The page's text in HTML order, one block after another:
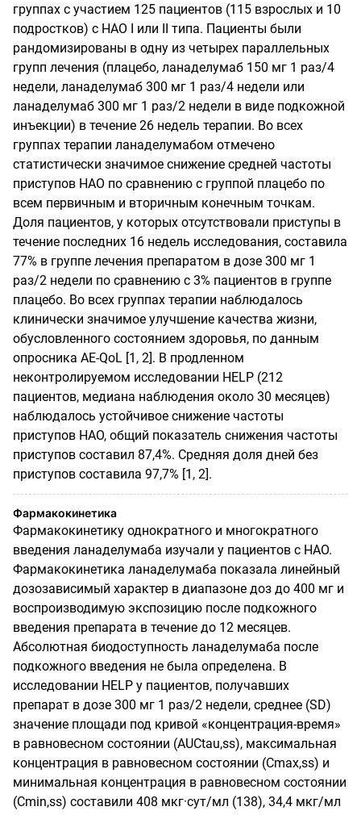
группах с участием 125 пациентов (115 взрослых и 10
подростков) с НАО I или II типа. Пациенты были
рандомизированы в одну из четырех параллельных
групп лечения (плацебо, ланаделумаб 150 мг 1 раз/4
недели, ланаделумаб 300 мг 1 раз/4 недели или
ланаделумаб 300 мг 1 раз/2 недели в виде подкожной
инъекции) в течение 26 недель терапии. Во всех
группах терапии ланаделумабом отмечено
статистически значимое снижение средней частоты
приступов НАО по сравнению с группой плацебо по
всем первичным и вторичным конечным точкам.
Доля пациентов, у которых отсутствовали приступы в
течение последних 16 недель исследования, составила
77% в группе лечения препаратом в дозе 300 мг 1
раз/2 недели по сравнению с 3% пациентов в группе
плацебо. Во всех группах терапии наблюдалось
клинически значимое улучшение качества жизни,
обусловленного состоянием здоровья, по данным
опросника AE-QoL [1, 2]. В продленном
неконтролируемом исследовании HELP (212
пациентов, медиана наблюдения около 30 месяцев)
наблюдалось устойчивое снижение частоты
приступов НАО, общий показатель снижения частоты
приступов составил 87,4%. Средняя доля дней без
приступов составила 97,7% [1, 2].
Фармакокинетика
Фармакокинетику однократного и многократного
введения ланаделумаба изучали у пациентов с НАО.
Фармакокинетика ланаделумаба показала линейный
дозозависимый характер в диапазоне доз до 400 мг и
воспроизводимую экспозицию после подкожного
введения препарата в течение до 12 месяцев.
Абсолютная биодоступность ланаделумаба после
подкожного введения не была определена. В
исследовании HELP у пациентов, получавших
препарат в дозе 300 мг 1 раз/2 недели, среднее (SD)
значение площади под кривой «концентрация-время»
в равновесном состоянии (AUCtau,ss), максимальная
концентрация в равновесном состоянии (Cmax,ss) и
минимальная концентрация в равновесном состоянии
(Cmin,ss) составили 408 мкг·сут/мл (138), 34,4 мкг/мл